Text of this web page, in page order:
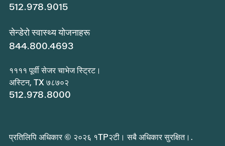
512.978.9015
सेन्डेरो स्वास्थ्य योजनाहरू
844.800.4693
११११ पूर्वी सेजर चाभेज स्ट्रिट।
अस्टिन, TX ७८७०२
512.978.8000
प्रतिलिपि अधिकार © २०२६ १TP२टी। सबै अधिकार सुरक्षित।.